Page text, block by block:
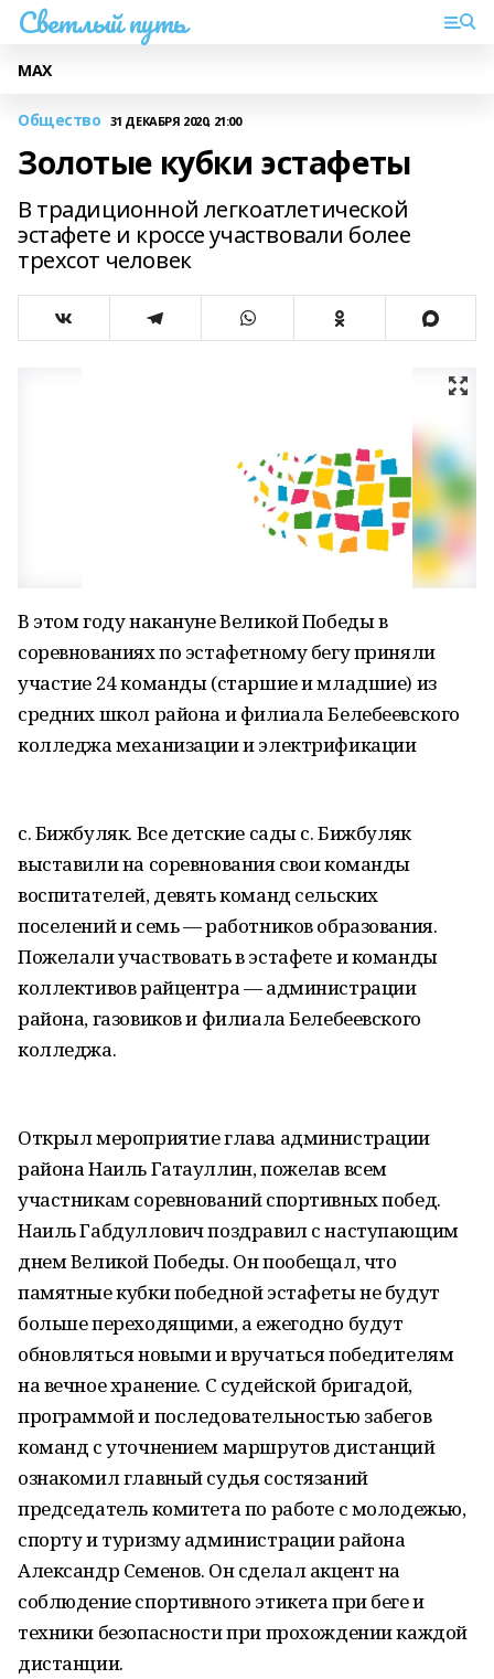
Светлый путь
МАХ
Общество 31 ДЕКАБРЯ 2020, 21:00
Золотые кубки эстафеты
В традиционной легкоатлетической
эстафете и кроссе участвовали более
трехсот человек
В этом году накануне Великой Победы в
соревнованиях по эстафетному бегу приняли
участие 24 команды (старшие и младшие) из
средних школ района и филиала Белебеевского
колледжа механизации и электрификации
с. Бижбуляк. Все детские сады с. Бижбуляк
выставили на соревнования свои команды
воспитателей, девять команд сельских
поселений и семь — работников образования.
Пожелали участвовать в эстафете и команды
коллективов райцентра — администрации
района, газовиков и филиала Белебеевского
колледжа.
Открыл мероприятие глава администрации
района Наиль Гатауллин, пожелав всем
участникам соревнований спортивных побед.
Наиль Габдуллович поздравил с наступающим
днем Великой Победы. Он пообещал, что
памятные кубки победной эстафеты не будут
больше переходящими, а ежегодно будут
обновляться новыми и вручаться победителям
на вечное хранение. С судейской бригадой,
программой и последовательностью забегов
команд с уточнением маршрутов дистанций
ознакомил главный судья состязаний
председатель комитета по работе с молодежью,
спорту и туризму администрации района
Александр Семенов. Он сделал акцент на
соблюдение спортивного этикета при беге и
техники безопасности при прохождении каждой
дистанции.